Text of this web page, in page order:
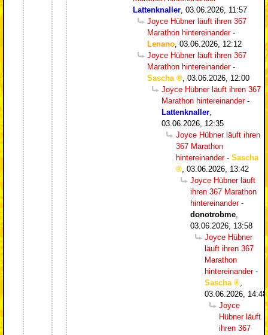
Lattenknaller 03.06.2026, 11:57
Joyce Hübner läuft ihren 367
Marathon hintereinander-
Lenano 03.06.2026, 12:12
Joyce Hübner läuft ihren 367
Marathon hintereinander-
Sascha
03.06.2026, 12:00
Joyce Hübner läuft ihren 367
Marathon hintereinander-
Lattenknaller
03.06.2026, 12:35
Joyce Hübner läuft ihren
367 Marathon
hintereinander- Sascha
03.06.2026, 13:42
Joyce Hübner läuft
ihren 367 Marathon
hintereinander-
donotrobme
03.06.2026, 13:58
Joyce Hübner
läuft ihren 367
Marathon
hintereinander-
Sascha
03.06.2026, 14:48
Joyce
Hübner läuft
ihren 367